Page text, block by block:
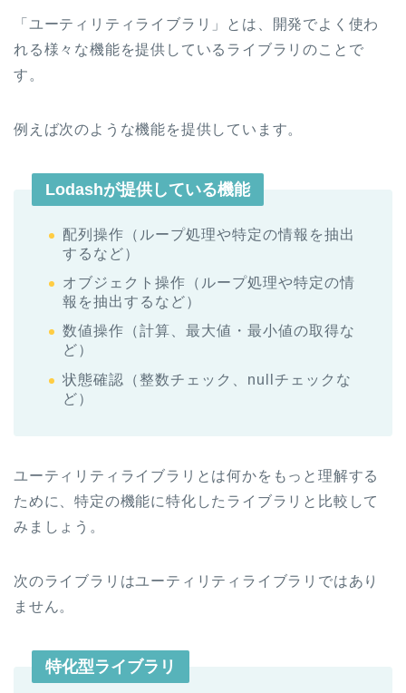
「ユーティリティライブラリ」とは、開発でよく使わ
れる様々な機能を提供しているライブラリのことで
す。
例えば次のような機能を提供しています。
Lodashが提供している機能
配列操作（ループ処理や特定の情報を抽出
するなど）
オブジェクト操作（ループ処理や特定の情
報を抽出するなど）
数値操作（計算、最大値・最小値の取得な
ど）
状態確認（整数チェック、nullチェックな
ど）
ユーティリティライブラリとは何かをもっと理解する
ために、特定の機能に特化したライブラリと比較して
みましょう。
次のライブラリはユーティリティライブラリではあり
ません。
特化型ライブラリ